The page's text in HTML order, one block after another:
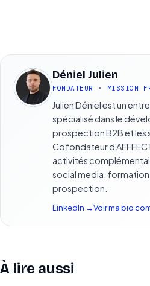
DJ
Déniel Julien
FONDATEUR · MISSION
Julien Déniel est un
spécialisé dans le
prospection B2B et les
Cofondateur
activités
social media,
prospection.
LinkedIn →Voir ma bio
À lire aussi